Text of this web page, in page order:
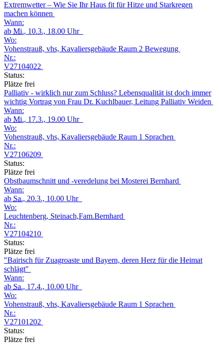
Extremwetter – Wie Sie Ihr Haus fit für Hitze und Starkregen
machen können
Wann:
ab Mi., 10.3., 18.00 Uhr
Wo:
Vohenstrauß, vhs, Kavaliersgebäude Raum 2 Bewegung
Nr.:
V27104022
Status:
Plätze frei
Palliativ - wirklich nur zum Schluss? Lebensqualität ist doch immer
wichtig Vortrag von Frau Dr. Kuchlbauer, Leitung Palliativ Weiden
Wann:
ab Mi., 17.3., 19.00 Uhr
Wo:
Vohenstrauß, vhs, Kavaliersgebäude Raum 1 Sprachen
Nr.:
V27106209
Status:
Plätze frei
Obstbaumschnitt und -veredelung bei Mosterei Bernhard
Wann:
ab Sa., 20.3., 10.00 Uhr
Wo:
Leuchtenberg, Steinach,Fam.Bernhard
Nr.:
V27104210
Status:
Plätze frei
"Bairisch für Zuagroaste und Bayern, deren Herz für die Heimat
schlägt"
Wann:
ab Sa., 17.4., 10.00 Uhr
Wo:
Vohenstrauß, vhs, Kavaliersgebäude Raum 1 Sprachen
Nr.:
V27101202
Status:
Plätze frei